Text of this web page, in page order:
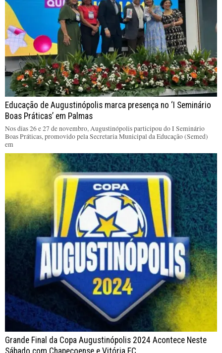
Educação de Augustinópolis marca presença no ‘I Seminário
Boas Práticas’ em Palmas
Nos dias 26 e 27 de novembro, Augustinópolis participou do I Seminário
Boas Práticas, promovido pela Secretaria Municipal da Educação (Semed)
em
Grande Final da Copa Augustinópolis 2024 Acontece Neste
Sábado com Chapecoense e Vitória FC